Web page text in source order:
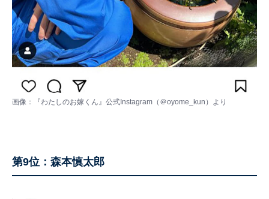
画像： 『わたしのお嫁くん』公式Instagram（＠oyome_kun） より
第9位：森本慎太郎